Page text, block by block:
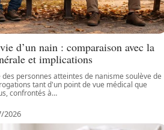
d’un nain : comparaison avec la
et implications
des personnes atteintes de nanisme soulève de
tant d'un point de vue médical que
confrontés à…
2026